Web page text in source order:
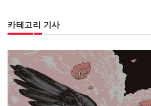
카테고리 기사